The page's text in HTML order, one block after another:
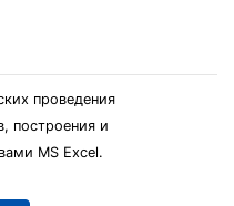
проведения
построения и
MS Excel.